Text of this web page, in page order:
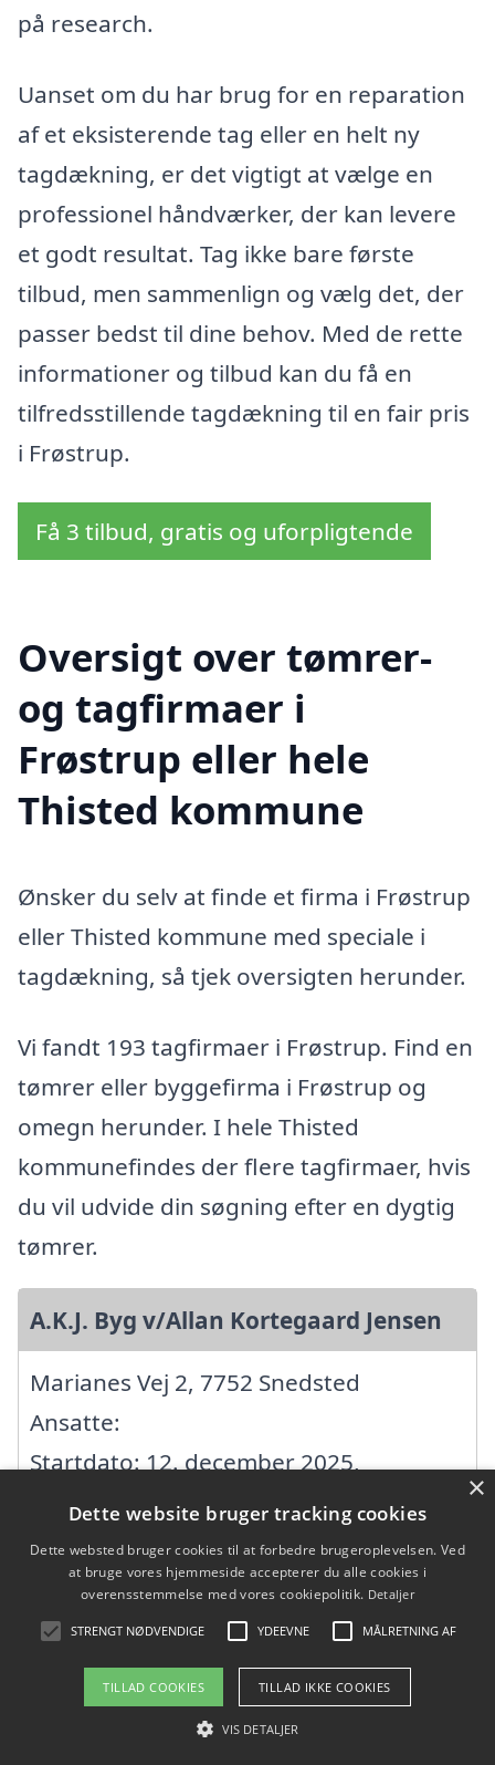
på research.
Uanset om du har brug for en reparation
af et eksisterende tag eller en helt ny
tagdækning, er det vigtigt at vælge en
professionel håndværker, der kan levere
et godt resultat. Tag ikke bare første
tilbud, men sammenlign og vælg det, der
passer bedst til dine behov. Med de rette
informationer og tilbud kan du få en
tilfredsstillende tagdækning til en fair pris
i Frøstrup.
Få 3 tilbud, gratis og uforpligtende
Oversigt over tømrer-
og tagfirmaer i
Frøstrup eller hele
Thisted kommune
Ønsker du selv at finde et firma i Frøstrup
eller Thisted kommune med speciale i
tagdækning, så tjek oversigten herunder.
Vi fandt 193 tagfirmaer i Frøstrup. Find en
tømrer eller byggefirma i Frøstrup og
omegn herunder. I hele Thisted
kommunefindes der flere tagfirmaer, hvis
du vil udvide din søgning efter en dygtig
tømrer.
A.K.J. Byg v/Allan Kortegaard Jensen
Marianes Vej 2, 7752 Snedsted
Ansatte:
Startdato: 12. december 2025,
Virksomhedsform:
Enkeltmandsvirksomhed
CVR: 46102266
Aabo
Kvadderkjær 60, 7700 Thisted
×
Dette website bruger tracking cookies
Dette websted bruger cookies til at forbedre brugeroplevelsen. Ved
at bruge vores hjemmeside accepterer du alle cookies i
overensstemmelse med vores cookiepolitik. Detaljer
STRENGT NØDVENDIGE YDEEVNE MÅLRETNING AF
TILLAD COOKIES TILLAD IKKE COOKIES
VIS DETALJER